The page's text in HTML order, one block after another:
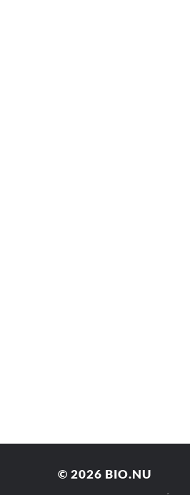
© 2026 BIO.NU